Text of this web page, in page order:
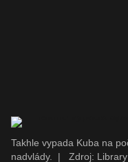
Takhle vypada Kuba na
nadvlády.
| Zdroj: